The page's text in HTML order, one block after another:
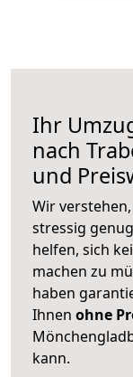
Ihr
nach
und
Wir
stressig
helfen, sich
machen zu
haben
Ihnen ohne
kann.